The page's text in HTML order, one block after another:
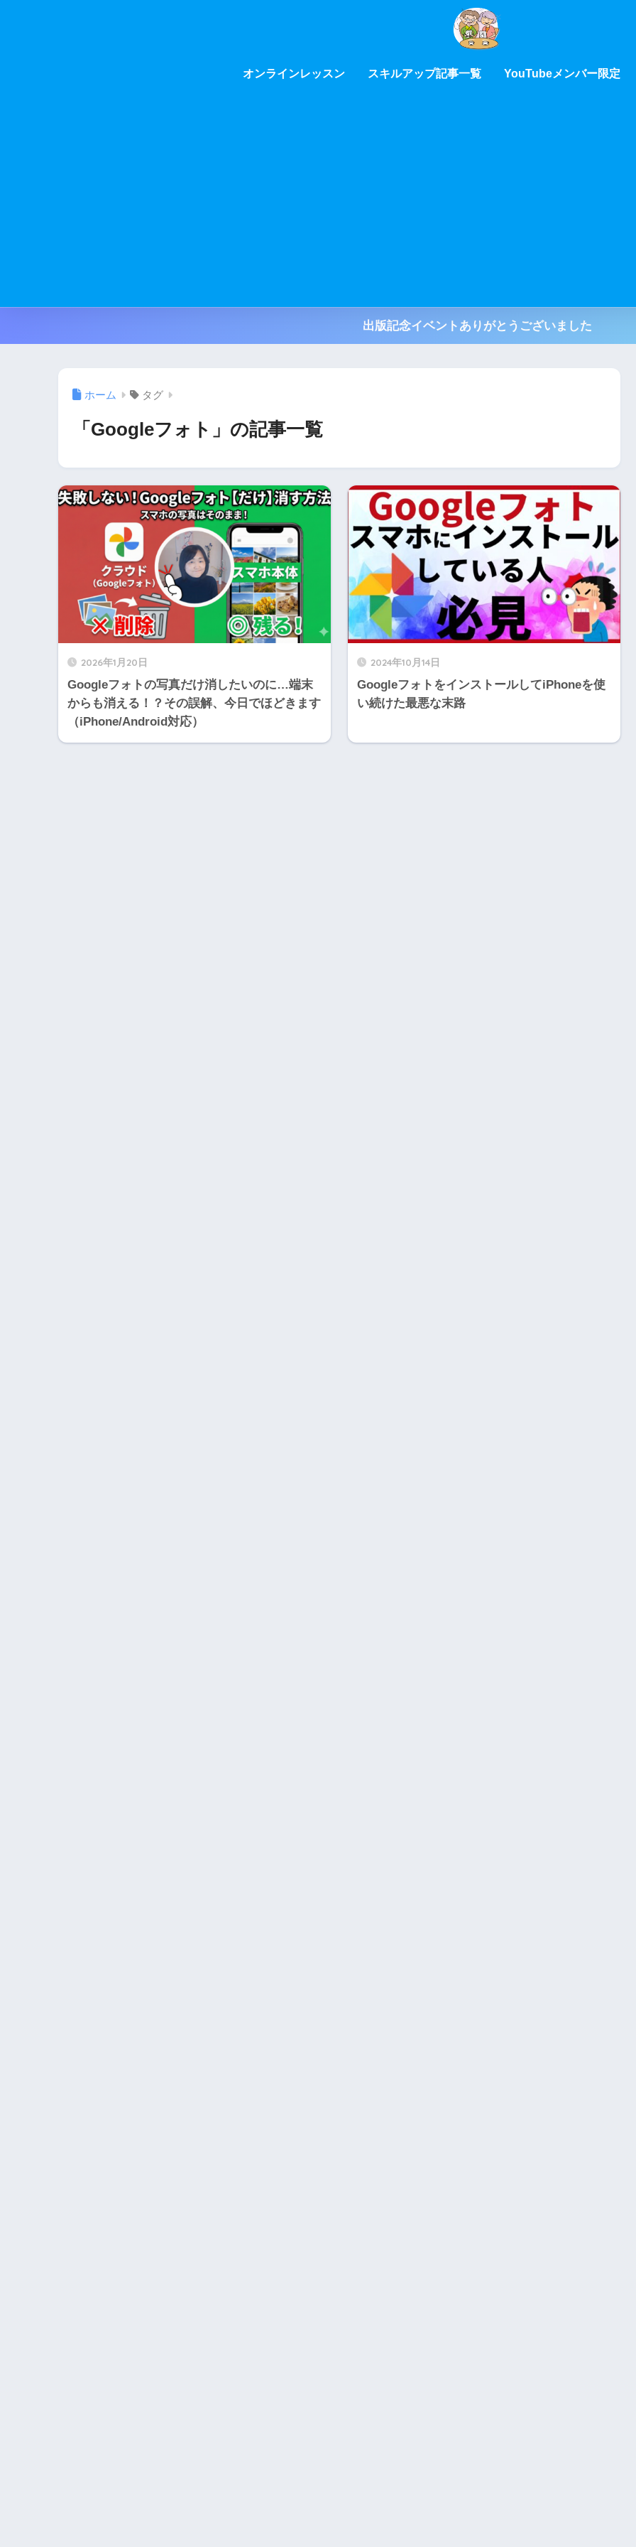
オンラインレッスン スキルアップ記事一覧 YouTubeメンバー限定
出版記念イベントありがとうございました
ホーム タグ
「Googleフォト」の記事一覧
2026年1月20日
Googleフォトの写真だけ消したいのに…端末
からも消える！？その誤解、今日でほどきます
（iPhone/Android対応）
2024年10月14日
GoogleフォトをインストールしてiPhoneを使
い続けた最悪な末路